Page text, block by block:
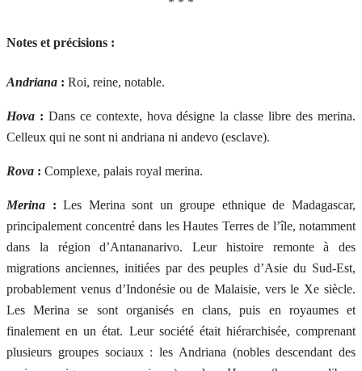
Notes et précisions :
Andriana : Roi, reine, notable.
Hova : Dans ce contexte, hova désigne la classe libre des merina.
Celleux qui ne sont ni andriana ni andevo (esclave).
Rova : Complexe, palais royal merina.
Merina : Les Merina sont un groupe ethnique de Madagascar,
principalement concentré dans les Hautes Terres de l’île, notamment
dans la région d’Antananarivo. Leur histoire remonte à des
migrations anciennes, initiées par des peuples d’Asie du Sud-Est,
probablement venus d’Indonésie ou de Malaisie, vers le Xe siècle.
Les Merina se sont organisés en clans, puis en royaumes et
finalement en un état. Leur société était hiérarchisée, comprenant
plusieurs groupes sociaux : les Andriana (nobles descendant des